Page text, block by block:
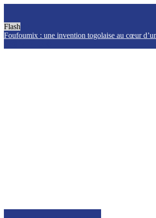
Flash
Foufoumix : une invention togolaise au cœur